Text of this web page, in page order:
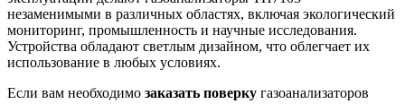
незаменимыми в различных областях, включая экологический
мониторинг, промышленность и научные исследования.
Устройства обладают светлым дизайном, что облегчает их
использование в любых условиях.
Если вам необходимо заказать поверку газоанализаторов